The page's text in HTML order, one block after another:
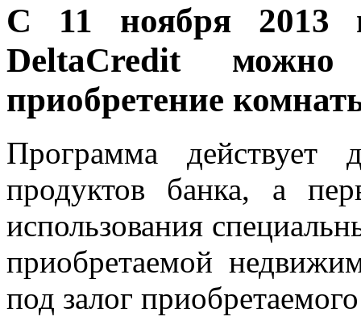
С 11 ноября 2013
DeltaCredit
приобретение
Программа действует
продуктов банка, а
использования
приобретаемой
под залог